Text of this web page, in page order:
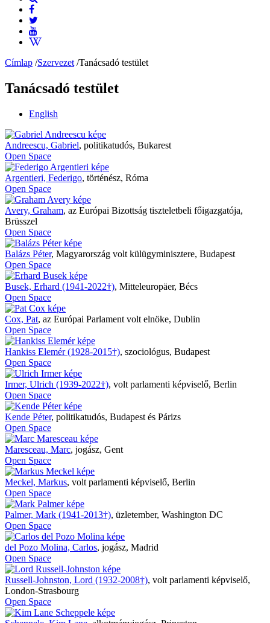
Címlap /Szervezet /Tanácsadó testület
Tanácsadó testület
English
Andreescu, Gabriel, politikatudós, Bukarest
Open Space
Argentieri, Federigo, történész, Róma
Open Space
Avery, Graham, az Európai Bizottság tiszteletbeli főigazgatója,
Brüsszel
Open Space
Balázs Péter, Magyarország volt külügyminisztere, Budapest
Open Space
Busek, Erhard (1941-2022†), Mitteleuropäer, Bécs
Open Space
Cox, Pat, az Európai Parlament volt elnöke, Dublin
Open Space
Hankiss Elemér (1928-2015†), szociológus, Budapest
Open Space
Irmer, Ulrich (1939-2022†), volt parlamenti képviselő, Berlin
Open Space
Kende Péter, politikatudós, Budapest és Párizs
Open Space
Maresceau, Marc, jogász, Gent
Open Space
Meckel, Markus, volt parlamenti képviselő, Berlin
Open Space
Palmer, Mark (1941-2013†), üzletember, Washington DC
Open Space
del Pozo Molina, Carlos, jogász, Madrid
Open Space
Russell-Johnston, Lord (1932-2008†), volt parlamenti képviselő,
London-Strasbourg
Open Space